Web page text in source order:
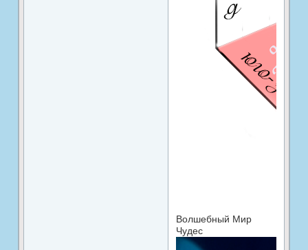
Волшебный Мир
Чудес